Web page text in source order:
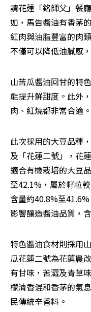
請花蓮「銘師父」餐
如，馬告醬油有香茅
紅肉與油脂豐富的肉
不僅可以降低油膩感
山苦瓜醬油回甘的特
能提升鮮甜度。此外
肉、紅燒都非常合適。
此次採用的大豆品種
及「花蓮二號」，花
適合有機栽培的大豆
至42.1%，屬於籽粒
含量約40.8%至
影響釀造醬油品質，
特色醬油食材則採用
瓜花蓮二號為花蓮農
有甘味，苦澀及青草
檬清香混和香茅的氣
民傳統辛香料。